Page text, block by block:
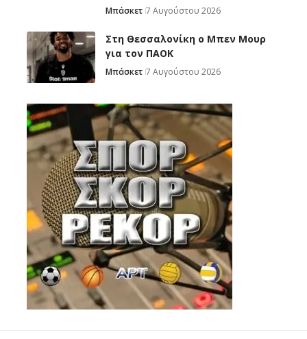
Μπάσκετ 7 Αυγούστου 2026
Στη Θεσσαλονίκη ο Μπεν Μουρ
για τον ΠΑΟΚ
Μπάσκετ 7 Αυγούστου 2026